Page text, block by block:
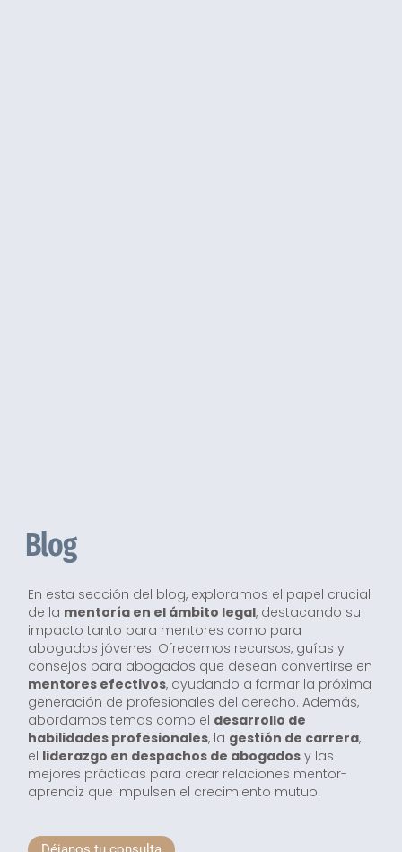
Blog
En esta sección del blog, exploramos el papel crucial
de la mentoría en el ámbito legal, destacando su
impacto tanto para mentores como para
abogados jóvenes. Ofrecemos recursos, guías y
consejos para abogados que desean convertirse en
mentores efectivos, ayudando a formar la próxima
generación de profesionales del derecho. Además,
abordamos temas como el desarrollo de
habilidades profesionales, la gestión de carrera,
el liderazgo en despachos de abogados y las
mejores prácticas para crear relaciones mentor-
aprendiz que impulsen el crecimiento mutuo.